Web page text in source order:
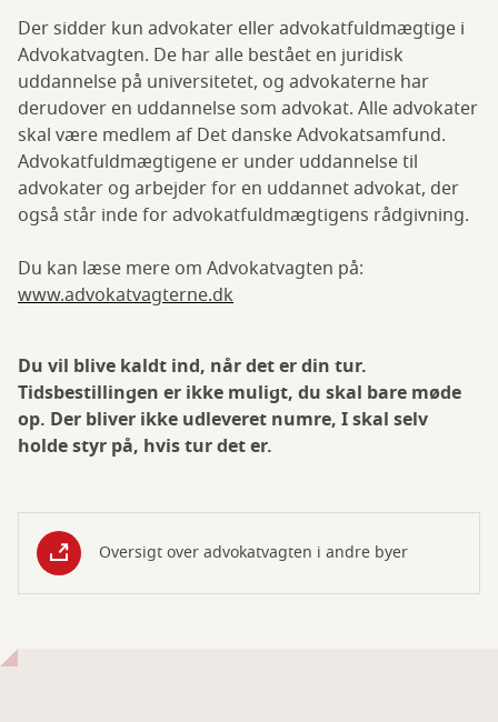
Der sidder kun advokater eller advokatfuldmægtige i
Advokatvagten. De har alle bestået en juridisk
uddannelse på universitetet, og advokaterne har
derudover en uddannelse som advokat. Alle advokater
skal være medlem af Det danske Advokatsamfund.
Advokatfuldmægtigene er under uddannelse til
advokater og arbejder for en uddannet advokat, der
også står inde for advokatfuldmægtigens rådgivning.
Du kan læse mere om Advokatvagten på:
www.advokatvagterne.dk
Du vil blive kaldt ind, når det er din tur.
Tidsbestillingen er ikke muligt, du skal bare møde
op. Der bliver ikke udleveret numre, I skal selv
holde styr på, hvis tur det er.
Oversigt over advokatvagten i andre byer